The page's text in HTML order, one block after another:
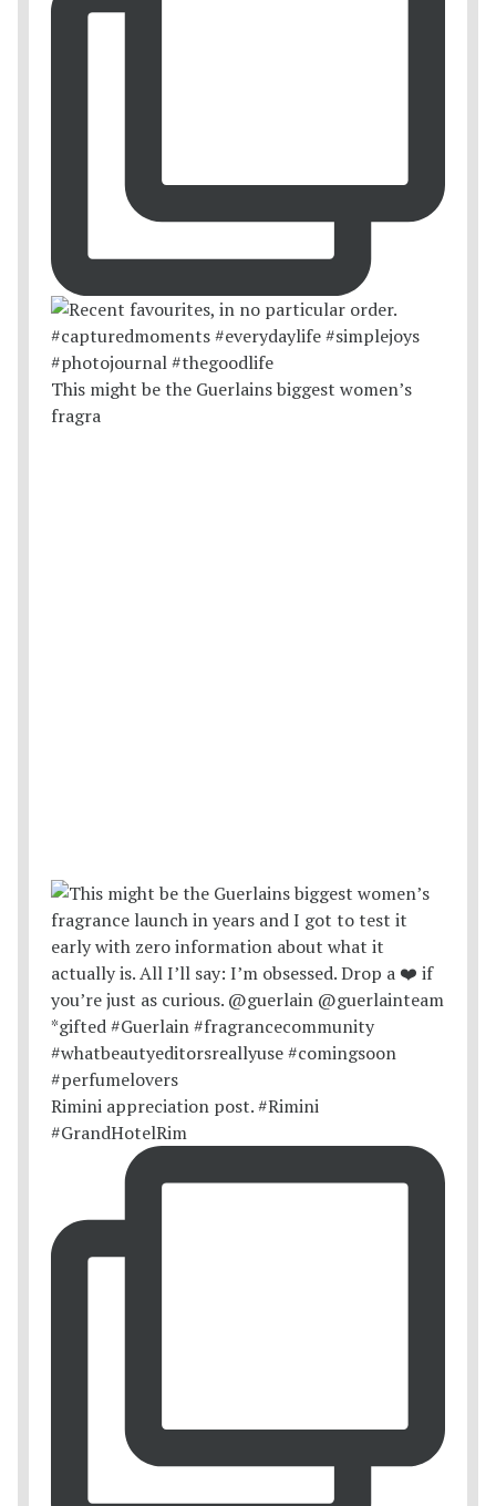
This might be the Guerlains biggest women’s
fragra
Rimini appreciation post. #Rimini
#GrandHotelRim